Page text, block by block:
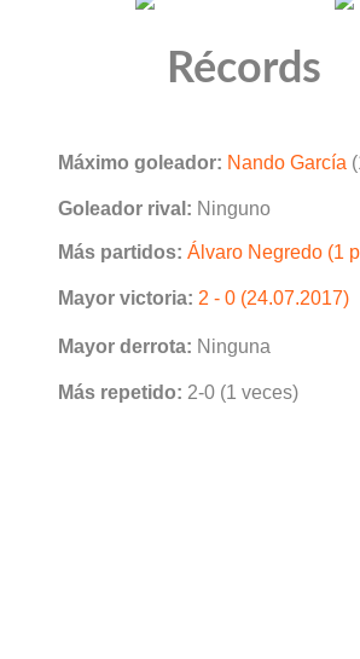
Récords
Máximo goleador: Nando García
Goleador rival: Ninguno
Más partidos: Álvaro Negredo (1
Mayor victoria: 2 - 0 (24.07.2017)
Mayor derrota: Ninguna
Más repetido: 2-0 (1 veces)